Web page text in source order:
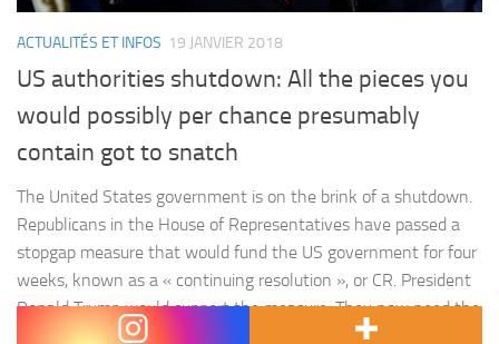
ACTUALITÉS ET INFOS 19 JANVIER 2018
US authorities shutdown: All the pieces you
would possibly per chance presumably
contain got to snatch
The United States government is on the brink of a shutdown.
Republicans in the House of Representatives have passed a
stopgap measure that would fund the US government for four
weeks, known as a « continuing resolution », or CR. President
Donald Trump would support the measure. They now need the
backing of some Democrats for the bill to…